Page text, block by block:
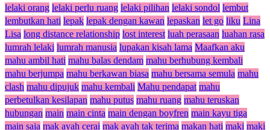
lelaki orang lelaki perlu ruang lelaki pilihan lelaki sondol lembut
lembutkan hati lepak lepak dengan kawan lepaskan let go liku Lina
Lisa long distance relationship lost interest luah perasaan luahan rasa
lumrah lelaki lumrah manusia lupakan kisah lama Maafkan aku
mahu ambil hati mahu balas dendam mahu berhubung kembali
mahu berjumpa mahu berkawan biasa mahu bersama semula mahu
clash mahu dipujuk mahu kembali Mahu pendapat mahu
perbetulkan kesilapan mahu putus mahu ruang mahu teruskan
hubungan main main cinta main dengan boyfren main kayu tiga
main saja mak ayah cerai mak ayah tak terima makan hati maki maki